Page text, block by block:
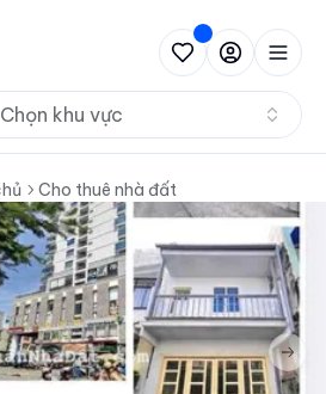
Chọn khu vực
Cho thuê nhà đất